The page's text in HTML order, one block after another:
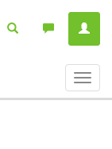
ein-/